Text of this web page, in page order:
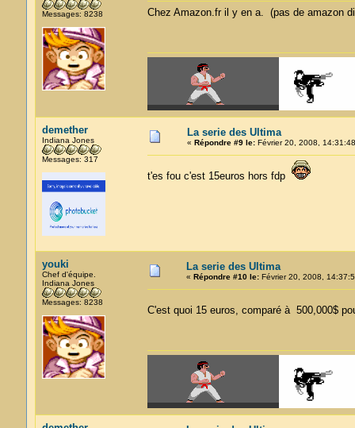
Messages: 8238 Chez Amazon.fr il y en a. (pas de amazon
demether
Indiana Jones
Messages: 317
La serie des Ultima
« Répondre #9 le:Février 20, 2008,
t'es fou c'est 15euros hors fdp
youki
Chef d'équipe.
Indiana Jones
Messages: 8238
La serie des Ultima
« Répondre #10 le:Février 20, 2008,
C'est quoi 15 euros, comparé à 500,000$